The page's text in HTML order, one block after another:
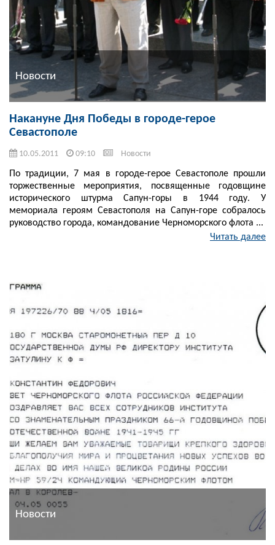
Новости
Накануне Дня Победы в городе-герое
Севастополе
10.05.2011 09:10 Новости
По традиции, 7 мая в городе-герое Севастополе прошли
торжественные мероприятия, посвященные годовщине
исторического штурма Сапун-горы в 1944 году. У
мемориала героям Севастополя на Сапун-горе собралось
руководство города, командование Черноморского флота ...
Читать далее
Новости